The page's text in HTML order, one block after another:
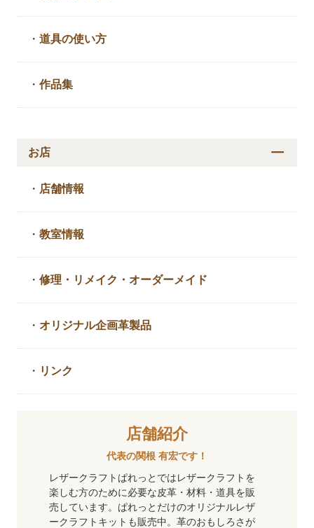
・道具の使い方
・作品集
お店
・ 店舗情報
・教室情報
・修理・リメイク・ オーダーメイド
・ オリジナル企画革製品
・ リンク
店舗紹介
代表の関根 有宏です！
レザークラフトぱれっとではレザークラフトを
楽しむ方のために必要な皮革・材料・道具を販
売しています。ぱれっとだけのオリジナルレザ
ークラフトキットも販売中。革のおもしろさが